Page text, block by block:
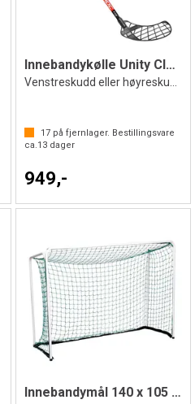
Innebandykølle Unity Classic 32 87 cm
17på fjernlager. Bestillingsvare
ca.13dager
949,-
Innebandymål 140 x 105 cm